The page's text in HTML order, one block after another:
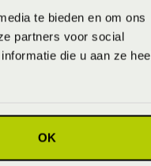
te bieden en om ons
partners voor social
die u aan ze
OK